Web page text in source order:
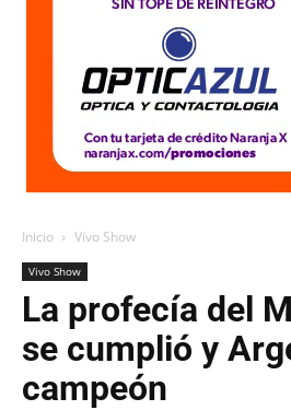
Inicio Vivo Show
Vivo Show
La profecía del
se cumplió y
campeón